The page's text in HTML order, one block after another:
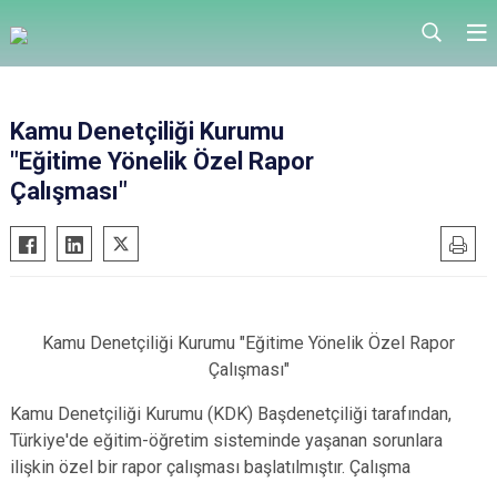
Kamu Denetçiliği Kurumu
"Eğitime Yönelik Özel Rapor
Çalışması"
Kamu Denetçiliği Kurumu "Eğitime Yönelik Özel Rapor
Çalışması"
Kamu Denetçiliği Kurumu (KDK) Başdenetçiliği tarafından,
Türkiye'de eğitim-öğretim sisteminde yaşanan sorunlara
ilişkin özel bir rapor çalışması başlatılmıştır. Çalışma